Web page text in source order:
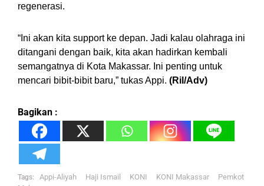
regenerasi.
“Ini akan kita support ke depan. Jadi kalau olahraga ini
ditangani dengan baik, kita akan hadirkan kembali
semangatnya di Kota Makassar. Ini penting untuk
mencari bibit-bibit baru,” tukas Appi. (Ril/Adv)
Bagikan :
Tags: Appi-Aliyah Haji Ismail KONI KONI Makassar
Pemkot